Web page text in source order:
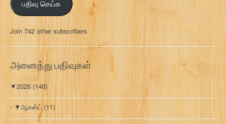
ச
ல்
க
வ
பதிவு செய்க
Join 742 other subscribers
அனைத்து பதிவுகள்
▼2026 (146)
▼ஆகஸ்ட்(11)